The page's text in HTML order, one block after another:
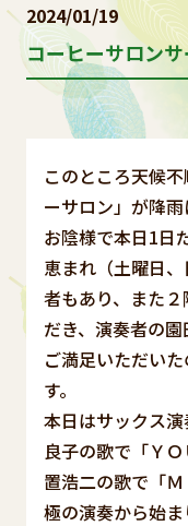
2024/01/19
コーヒーサロン
このところ天候
ーサロン」が降
お陰様で本日1日
恵まれ（土曜日
者もあり、また
だき、演奏者の
ご満足いただい
す。
本日はサックス
良子の歌で「Ｙ
置浩二の歌で「
極の演奏から始